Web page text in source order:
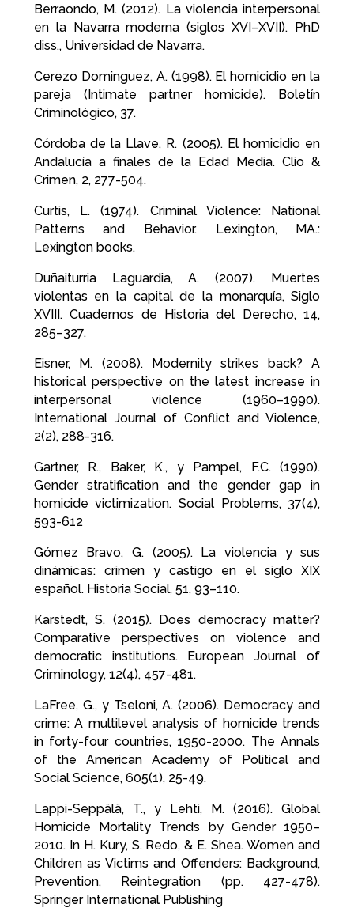
Berraondo, M. (2012). La violencia interpersonal
en la Navarra moderna (siglos XVI–XVII). PhD
diss., Universidad de Navarra.
Cerezo Dominguez, A. (1998). El homicidio en la
pareja (Intimate partner homicide). Boletín
Criminológico, 37.
Córdoba de la Llave, R. (2005). El homicidio en
Andalucía a finales de la Edad Media. Clio &
Crimen, 2, 277-504.
Curtis, L. (1974). Criminal Violence: National
Patterns and Behavior. Lexington, MA.:
Lexington books.
Duñaiturria Laguardia, A. (2007). Muertes
violentas en la capital de la monarquía, Siglo
XVIII. Cuadernos de Historia del Derecho, 14,
285–327.
Eisner, M. (2008). Modernity strikes back? A
historical perspective on the latest increase in
interpersonal violence (1960–1990).
International Journal of Conflict and Violence,
2(2), 288-316.
Gartner, R., Baker, K., y Pampel, F.C. (1990).
Gender stratification and the gender gap in
homicide victimization. Social Problems, 37(4),
593-612
Gómez Bravo, G. (2005). La violencia y sus
dinámicas: crimen y castigo en el siglo XIX
español. Historia Social, 51, 93–110.
Karstedt, S. (2015). Does democracy matter?
Comparative perspectives on violence and
democratic institutions. European Journal of
Criminology, 12(4), 457-481.
LaFree, G., y Tseloni, A. (2006). Democracy and
crime: A multilevel analysis of homicide trends
in forty-four countries, 1950-2000. The Annals
of the American Academy of Political and
Social Science, 605(1), 25-49.
Lappi-Seppälä, T., y Lehti, M. (2016). Global
Homicide Mortality Trends by Gender 1950–
2010. In H. Kury, S. Redo, & E. Shea. Women and
Children as Victims and Offenders: Background,
Prevention, Reintegration (pp. 427-478).
Springer International Publishing